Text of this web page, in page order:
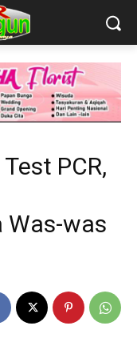
PCR,
Was-was